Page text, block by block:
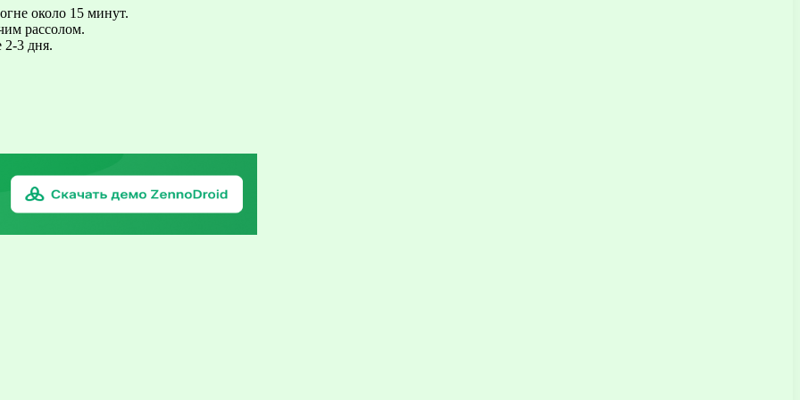
около 15 минут.
рассолом.
2-3 дня.